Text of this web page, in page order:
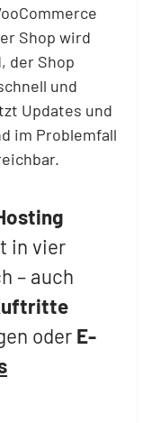
Shop wird
der Shop
und
Updates und
im Problemfall
in vier
– auch
oder E-